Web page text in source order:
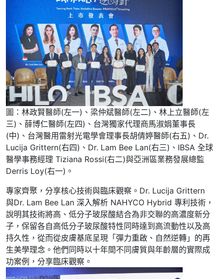
圖：林政賢醫師(左一)、梁仲斌醫師(左二)、林上立醫師(左
三)、薛博仁醫師(左四)、台灣獨家代理商馬淑娟董事長
(中)、台灣醫用雷射光電學會理事長胡倩婷醫師(右五)、Dr.
Lucija Grittern(右四)、Dr. Lam Bee Lan(右三)、IBSA 全球
醫學事務經理 Tiziana Rossi(右二)與亞洲區業務發展總監
Derris Loy(右一)。
專家齊聚，分享核心技術與臨床觀察。Dr. Lucija Grittern
與Dr. Lam Bee Lan 深入解析 NAHYCO Hybrid 專利技術，
說明其技術將高、低分子玻尿酸結合為非交聯的高濃度新分
子，保留各自高低分子玻尿酸特性同時達到高流動性以及高
持久性，從而從皮膚基底呈現「彈力重啟、自然逆轉」的再
生美學理念。他們同時以十年間不同膚質與年齡層的實際成
功案例，分享臨床觀察。